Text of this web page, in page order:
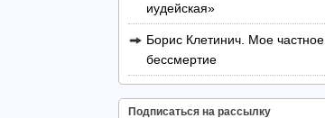
иудейская»
Борис Клетинич. Мое частное
бессмертие
Подписаться на рассылку